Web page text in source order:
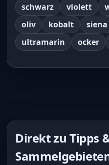
schwarz
violett
oliv
kobalt siena
ultramarin
ocker
Direkt zu Tipps